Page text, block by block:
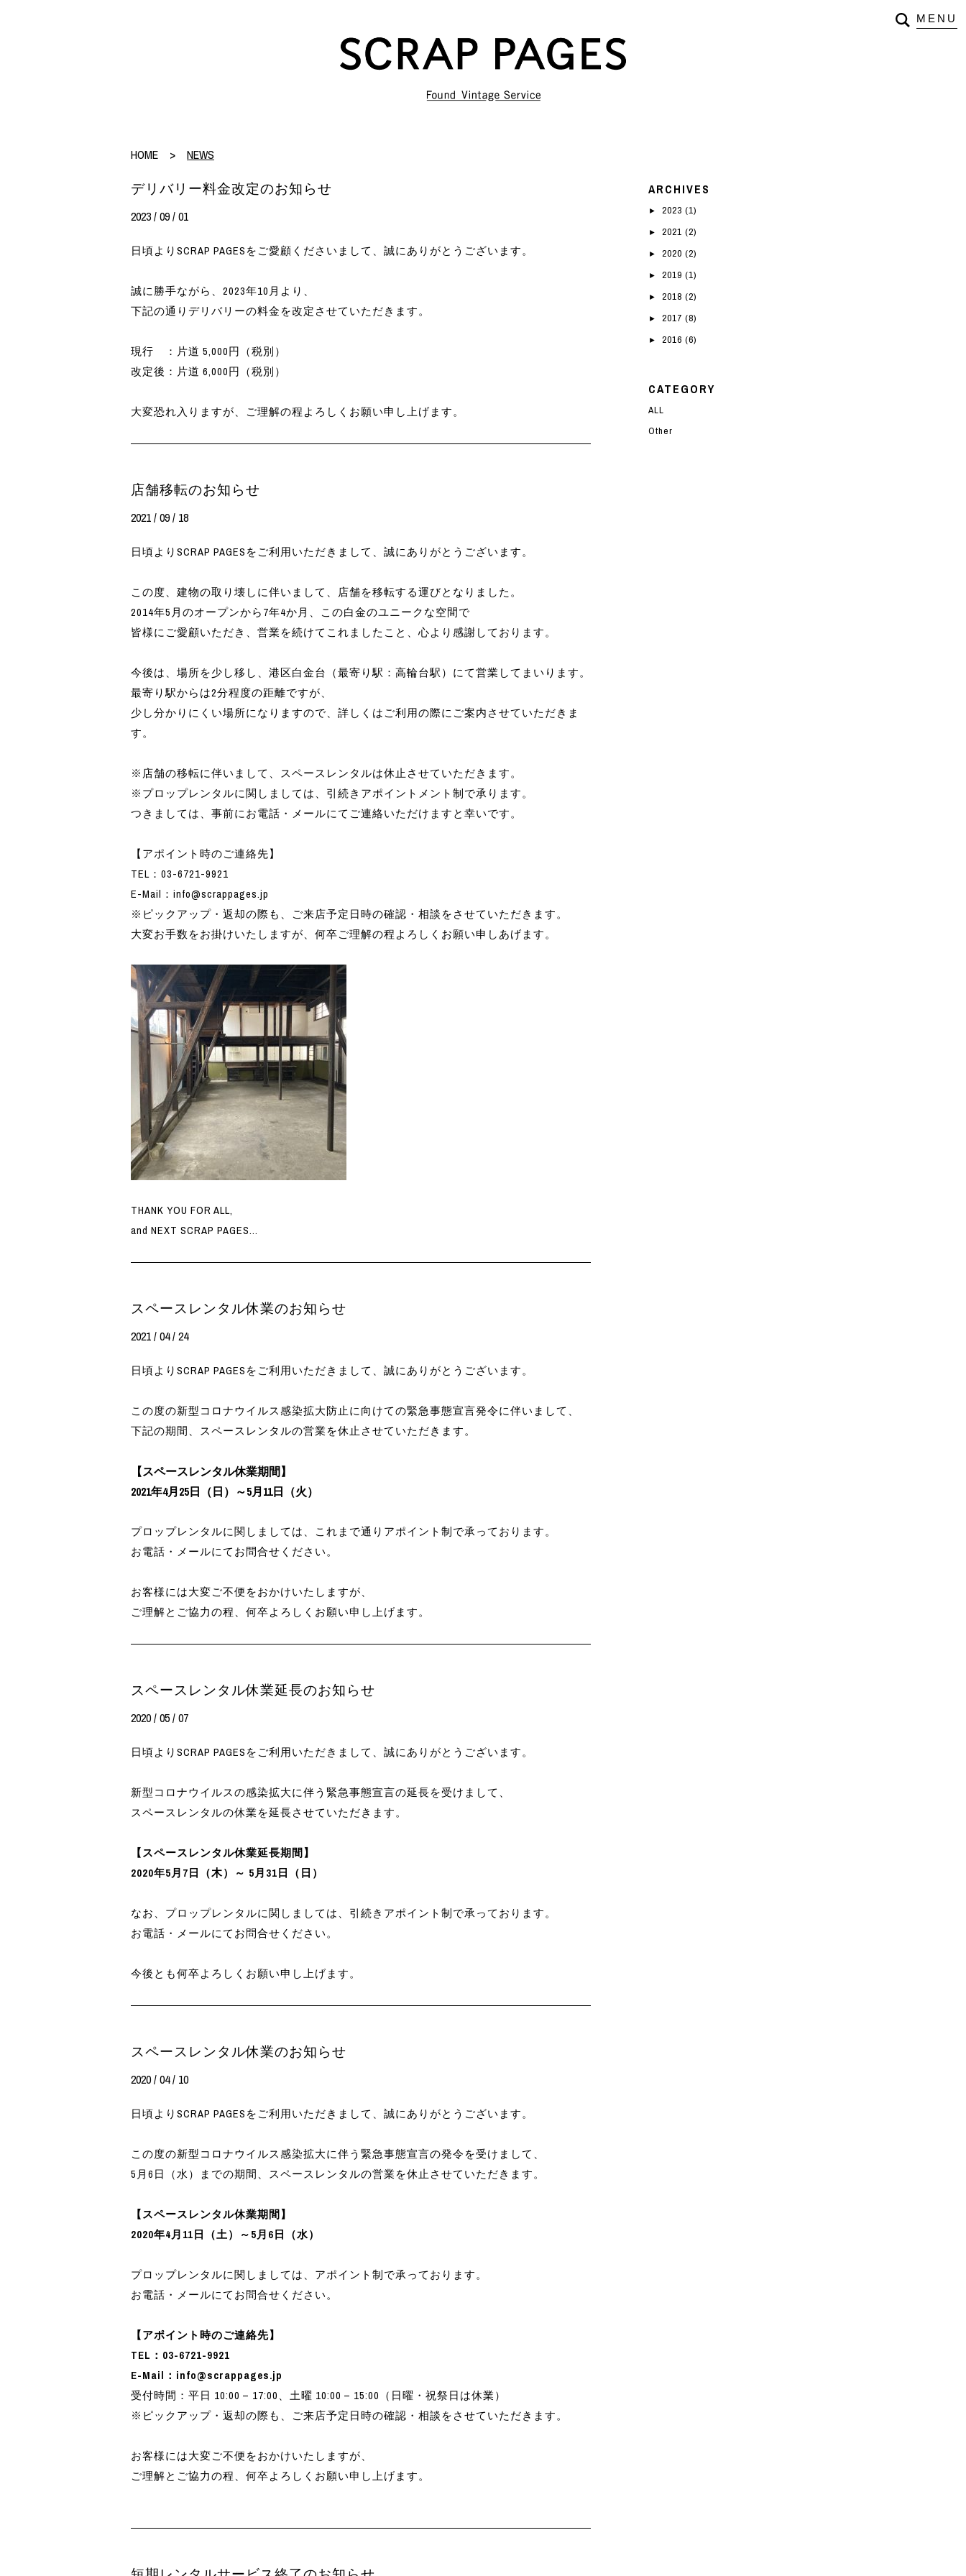
HOME > NEWS
デリバリー料金改定のお知らせ
2023 / 09 / 01
日頃よりSCRAP PAGESをご愛顧くださいまして、誠にありがとうございます。
誠に勝手ながら、2023年10月より、
下記の通りデリバリーの料金を改定させていただきます。
現行 ：片道 5,000円（税別）
改定後：片道 6,000円（税別）
大変恐れ入りますが、ご理解の程よろしくお願い申し上げます。
店舗移転のお知らせ
2021 / 09 / 18
日頃よりSCRAP PAGESをご利用いただきまして、誠にありがとうございます。
この度、建物の取り壊しに伴いまして、店舗を移転する運びとなりました。
2014年5月のオープンから7年4か月、この白金のユニークな空間で
皆様にご愛顧いただき、営業を続けてこれましたこと、心より感謝しております。
今後は、場所を少し移し、港区白金台（最寄り駅：高輪台駅）にて営業してまいります。
最寄り駅からは2分程度の距離ですが、
少し分かりにくい場所になりますので、詳しくはご利用の際にご案内させていただきま
す。
※店舗の移転に伴いまして、スペースレンタルは休止させていただきます。
※プロップレンタルに関しましては、引続きアポイントメント制で承ります。
つきましては、事前にお電話・メールにてご連絡いただけますと幸いです。
【アポイント時のご連絡先】
TEL：03-6721-9921
E-Mail：info@scrappages.jp
※ピックアップ・返却の際も、ご来店予定日時の確認・相談をさせていただきます。
大変お手数をお掛けいたしますが、何卒ご理解の程よろしくお願い申しあげます。
THANK YOU FOR ALL,
and NEXT SCRAP PAGES…
スペースレンタル休業のお知らせ
2021 / 04 / 24
日頃よりSCRAP PAGESをご利用いただきまして、誠にありがとうございます。
この度の新型コロナウイルス感染拡大防止に向けての緊急事態宣言発令に伴いまして、
下記の期間、スペースレンタルの営業を休止させていただきます。
【スペースレンタル休業期間】
2021年4月25日（日）～5月11日（火）
プロップレンタルに関しましては、 これまで通りアポイント制で承っております。
お電話・メールにてお問合せください。
お客様には大変ご不便をおかけいたしますが、
ご理解とご協力の程、何卒よろしくお願い申し上げます。
スペースレンタル休業延長のお知らせ
2020 / 05 / 07
日頃よりSCRAP PAGESをご利用いただきまして、誠にありがとうございます。
新型コロナウイルスの感染拡大に伴う緊急事態宣言の延長を受けまして、
スペースレンタルの休業を延長させていただきます。
【スペースレンタル休業延長期間】
2020年5月7日（木）～ 5月31日（日）
なお、プロップレンタルに関しましては、引続きアポイント制で承っております。
お電話・メールにてお問合せください。
今後とも何卒よろしくお願い申し上げます。
スペースレンタル休業のお知らせ
2020 / 04 / 10
日頃よりSCRAP PAGESをご利用いただきまして、誠にありがとうございます。
この度の新型コロナウイルス感染拡大に伴う緊急事態宣言の発令を受けまして、
5月6日（水）までの期間、スペースレンタルの営業を休止させていただきます。
【スペースレンタル休業期間】
2020年4月11日（土）～5月6日（水）
プロップレンタルに関しましては、アポイント制で承っております。
お電話・メールにてお問合せください。
【アポイント時のご連絡先】
TEL：03-6721-9921
E-Mail：info@scrappages.jp
受付時間：平日 10:00 – 17:00、土曜 10:00 – 15:00（日曜・祝祭日は休業）
※ピックアップ・返却の際も、ご来店予定日時の確認・相談をさせていただきます。
お客様には大変ご不便をおかけいたしますが、
ご理解とご協力の程、何卒よろしくお願い申し上げます。
ARCHIVES
► 2023 (1)
► 2021 (2)
► 2020 (2)
► 2019 (1)
► 2018 (2)
► 2017 (8)
► 2016 (6)
CATEGORY
ALL
Other